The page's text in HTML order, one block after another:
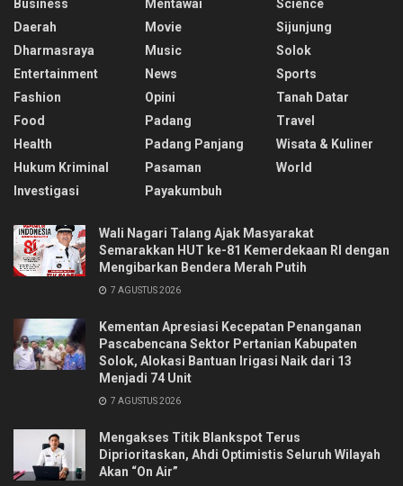
Business
Daerah
Dharmasraya
Entertainment
Fashion
Food
Health
Hukum Kriminal
Investigasi
Mentawai
Movie
Music
News
Opini
Padang
Padang Panjang
Pasaman
Payakumbuh
Science
Sijunjung
Solok
Sports
Tanah Datar
Travel
Wisata & Kuliner
World
Wali Nagari Talang Ajak Masyarakat
Semarakkan HUT ke-81 Kemerdekaan RI dengan
Mengibarkan Bendera Merah Putih
7 AGUSTUS 2026
Kementan Apresiasi Kecepatan Penanganan
Pascabencana Sektor Pertanian Kabupaten
Solok, Alokasi Bantuan Irigasi Naik dari 13
Menjadi 74 Unit
7 AGUSTUS 2026
Mengakses Titik Blankspot Terus
Diprioritaskan, Ahdi Optimistis Seluruh Wilayah
Akan “On Air”